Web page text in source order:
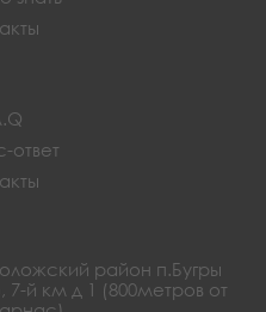
ответ
район п.Бугры
й км д 1 (800метров от